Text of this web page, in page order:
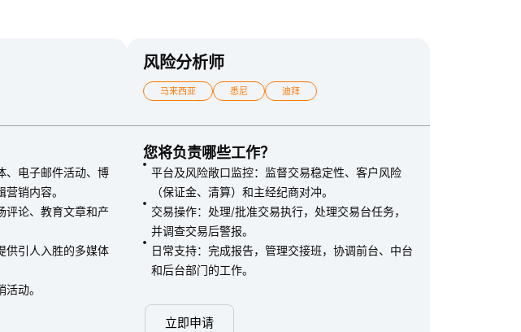
、电子邮件活动、博
销内容。
评论、教育文章和产
供引人入胜的多媒体
动。
风险分析师
马来西亚 悉尼 迪拜
您将负责哪些工作？
平台及风险敞口监控：监督交易稳定性、客户风险
（保证金、清算）和主经纪商对冲。
交易操作：处理/批准交易执行，处理交易台任务，
并调查交易后警报。
日常支持：完成报告，管理交接班，协调前台、中台
和后台部门的工作。
立即申请